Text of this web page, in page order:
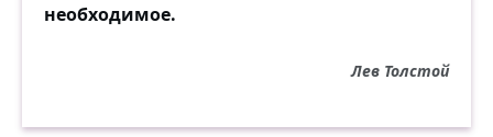
необходимое.
Лев Толстой